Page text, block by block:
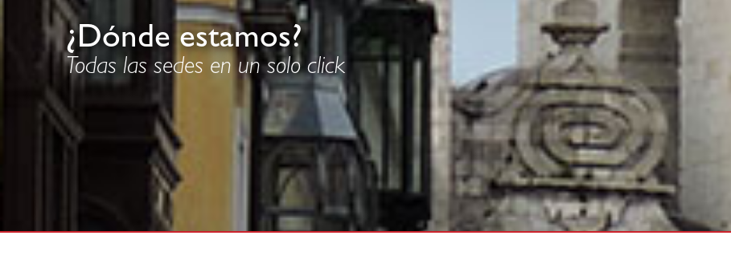
¿Dónde estamos?
Todas las sedes en un solo click